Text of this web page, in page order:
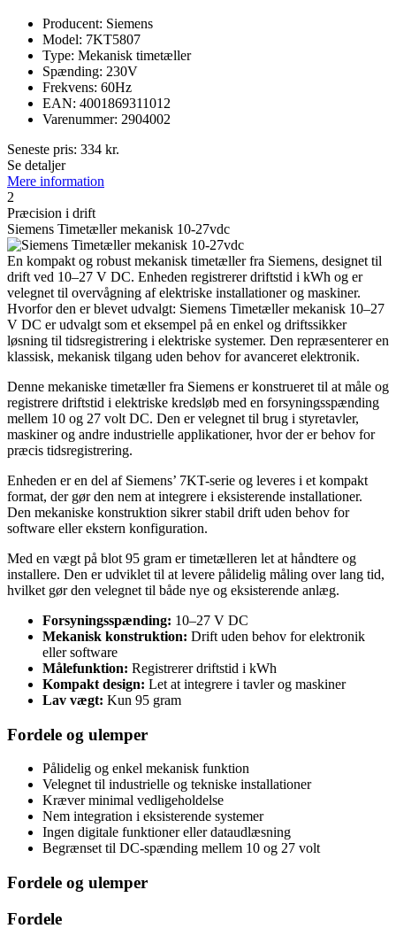
Producent: Siemens
Model: 7KT5807
Type: Mekanisk timetæller
Spænding: 230V
Frekvens: 60Hz
EAN: 4001869311012
Varenummer: 2904002
Seneste pris: 334 kr.
Se detaljer
Mere information
2
Præcision i drift
Siemens Timetæller mekanisk 10-27vdc
En kompakt og robust mekanisk timetæller fra Siemens, designet til
drift ved 10–27 V DC. Enheden registrerer driftstid i kWh og er
velegnet til overvågning af elektriske installationer og maskiner.
Hvorfor den er blevet udvalgt: Siemens Timetæller mekanisk 10–27
V DC er udvalgt som et eksempel på en enkel og driftssikker
løsning til tidsregistrering i elektriske systemer. Den repræsenterer en
klassisk, mekanisk tilgang uden behov for avanceret elektronik.
Denne mekaniske timetæller fra Siemens er konstrueret til at måle og
registrere driftstid i elektriske kredsløb med en forsyningsspænding
mellem 10 og 27 volt DC. Den er velegnet til brug i styretavler,
maskiner og andre industrielle applikationer, hvor der er behov for
præcis tidsregistrering.
Enheden er en del af Siemens’ 7KT-serie og leveres i et kompakt
format, der gør den nem at integrere i eksisterende installationer.
Den mekaniske konstruktion sikrer stabil drift uden behov for
software eller ekstern konfiguration.
Med en vægt på blot 95 gram er timetælleren let at håndtere og
installere. Den er udviklet til at levere pålidelig måling over lang tid,
hvilket gør den velegnet til både nye og eksisterende anlæg.
Forsyningsspænding: 10–27 V DC
Mekanisk konstruktion: Drift uden behov for elektronik
eller software
Målefunktion: Registrerer driftstid i kWh
Kompakt design: Let at integrere i tavler og maskiner
Lav vægt: Kun 95 gram
Fordele og ulemper
Pålidelig og enkel mekanisk funktion
Velegnet til industrielle og tekniske installationer
Kræver minimal vedligeholdelse
Nem integration i eksisterende systemer
Ingen digitale funktioner eller dataudlæsning
Begrænset til DC-spænding mellem 10 og 27 volt
Fordele og ulemper
Fordele